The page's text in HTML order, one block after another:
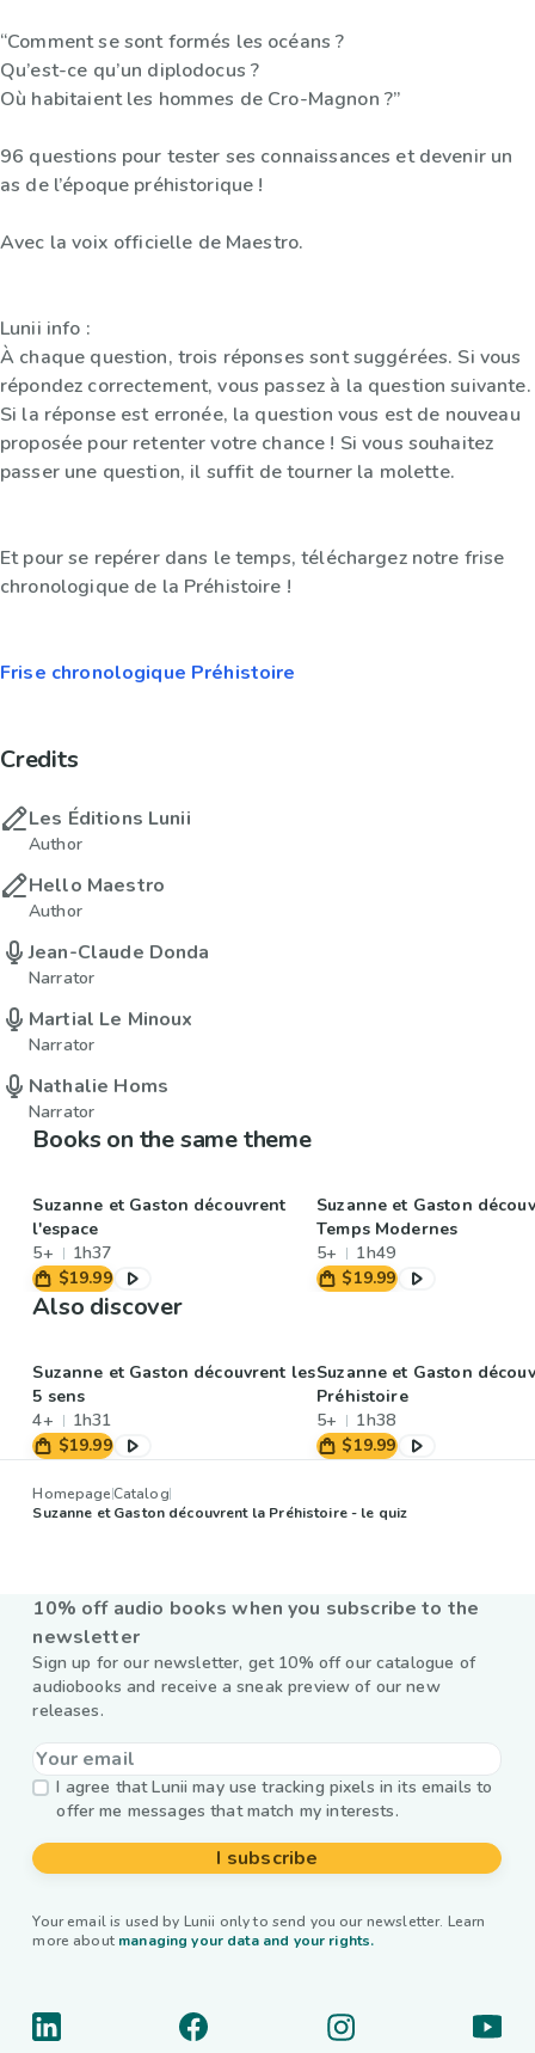
“Comment se sont formés les océans ?
Qu’est-ce qu’un diplodocus ?
Où habitaient les hommes de Cro-Magnon ?”
96 questions pour tester ses connaissances et devenir un
as de l’époque préhistorique !
Avec la voix officielle de Maestro.
Lunii info :
À chaque question, trois réponses sont suggérées. Si vous
répondez correctement, vous passez à la question suivante.
Si la réponse est erronée, la question vous est de nouveau
proposée pour retenter votre chance ! Si vous souhaitez
passer une question, il suffit de tourner la molette.
Et pour se repérer dans le temps, téléchargez notre frise
chronologique de la Préhistoire !
Frise chronologique Préhistoire
Credits
Les Éditions Lunii
Author
Hello Maestro
Author
Jean-Claude Donda
Narrator
Martial Le Minoux
Narrator
Nathalie Homs
Narrator
Books on the same theme
Suzanne et Gaston découvrent
l'espace
5+
1h37
$19.99
Suzanne et Gaston
Temps Modernes
5+
1h49
$19.99
Also discover
Suzanne et Gaston découvrent les
5 sens
4+
1h31
$19.99
Suzanne et Gaston
Préhistoire
5+
1h38
$19.99
HomepageCatalog
Suzanne et Gaston découvrent la Préhistoire - le quiz
10% off audio books when you subscribe to the
newsletter
Sign up for our newsletter, get 10% off our catalogue of
audiobooks and receive a sneak preview of our new
releases.
I agree that Lunii may use tracking pixels in its emails to
offer me messages that match my interests.
I subscribe
Your email is used by Lunii only to send you our newsletter. Learn
more about managing your data and your rights.